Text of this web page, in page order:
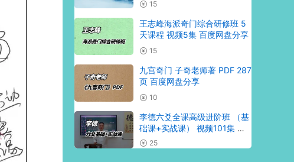
15
王志峰海派奇门综合研修班 5
天课程 视频5集 百度网盘分享
15
九宫奇门 子奇老师著 PDF 287
页 百度网盘分享
10
李德六爻全课高级进阶班 （基
础课+实战课） 视频101集 百
度网盘分享
25